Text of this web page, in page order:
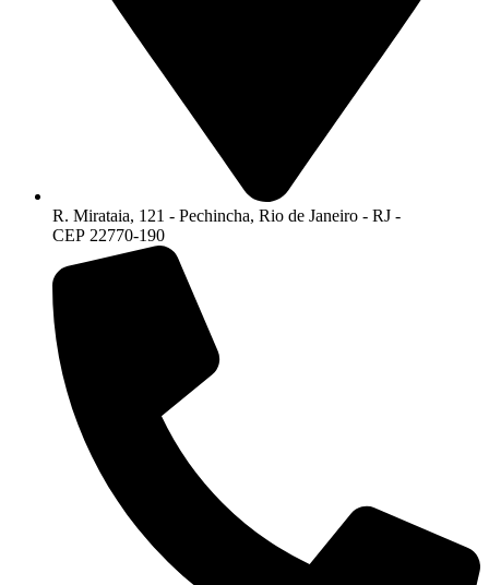
R. Mirataia, 121 - Pechincha, Rio de Janeiro - RJ -
CEP 22770-190